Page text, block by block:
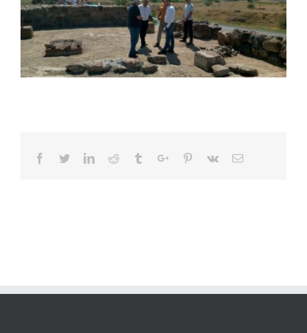
Facebook
TwitterLinkedinReddit TumblrGoogle+Pinterest
Vk Email